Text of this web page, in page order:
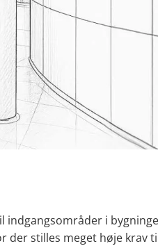
indgangsområder i
der stilles meget høje krav